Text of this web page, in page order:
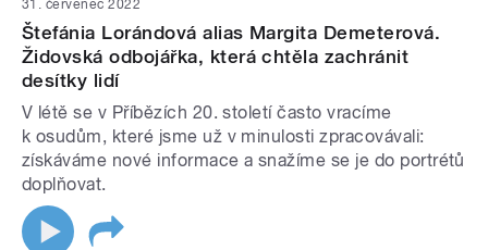
31. červenec 2022
Štefánia Lorándová alias Margita Demeterová.
Židovská odbojářka, která chtěla zachránit
desítky lidí
V létě se v Příbězích 20. století často vracíme
k osudům, které jsme už v minulosti zpracovávali:
získáváme nové informace a snažíme se je do portrétů
doplňovat.